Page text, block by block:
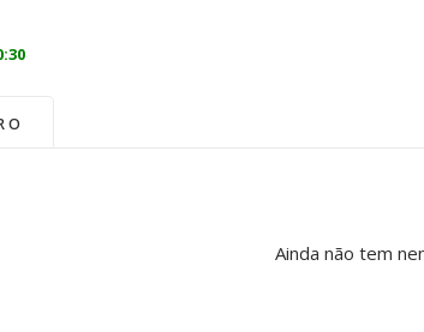
Ainda não tem